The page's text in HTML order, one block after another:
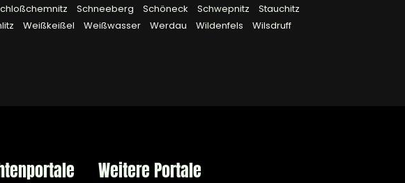
Schneeberg Schöneck Schwepnitz
Stauchitz
Weißkeißel Weißwasser Werdau Wildenfels
Wilsdruff
Weitere Portale